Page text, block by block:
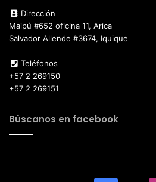
Dirección
Maipú #652 oficina 11, Arica
Salvador Allende #3674, Iquique
Teléfonos
+57 2 269150
+57 2 269151
Búscanos en facebook